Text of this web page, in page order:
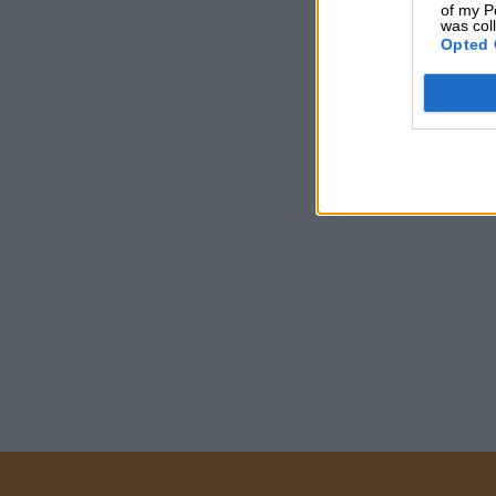
of my
was
Opted